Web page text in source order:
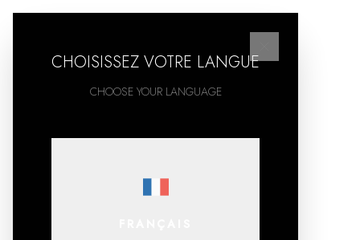
CHOISISSEZ VOTRE LANGUE
CHOOSE YOUR LANGUAGE